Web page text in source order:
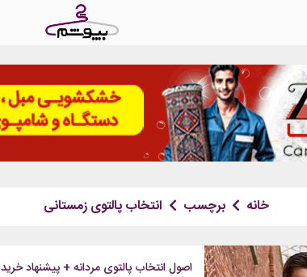
خانه برچسب انتخاب پالتوی زمستانی
اصول انتخاب پالتوی مردانه + پیشنهاد خرید